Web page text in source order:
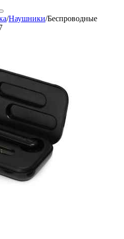
/Наушники/Беспроводные